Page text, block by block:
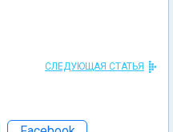
СЛЕДУЮЩАЯ СТАТЬЯ